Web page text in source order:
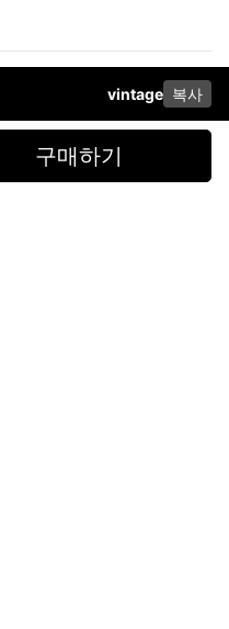
vintage 복사
구매하기
리방침사업자 정보다운로드
페이스북